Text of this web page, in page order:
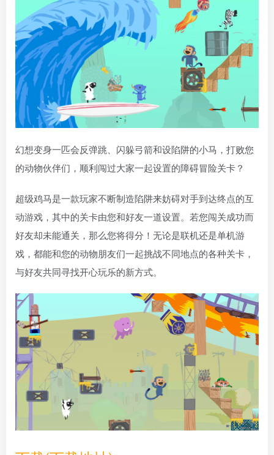
幻想变身一匹会反弹跳、闪躲弓箭和设陷阱的小马，打败您
的动物伙伴们，顺利闯过大家一起设置的障碍冒险关卡？
超级鸡马是一款玩家不断制造陷阱来妨碍对手到达终点的互
动游戏，其中的关卡由您和好友一道设置。若您闯关成功而
好友却未能通关，那么您将得分！无论是联机还是单机游
戏，都能和您的动物朋友们一起挑战不同地点的各种关卡，
与好友共同寻找开心玩乐的新方式。